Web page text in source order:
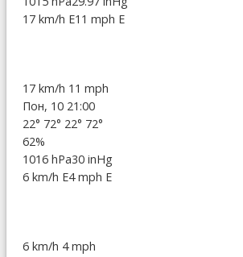
17 km/h E11 mph E
17 km/h 11 mph
Пон, 10 21:00
22° 72° 22° 72°
62%
1016 hPa30 inHg
6 km/h E4 mph E
6 km/h 4 mph